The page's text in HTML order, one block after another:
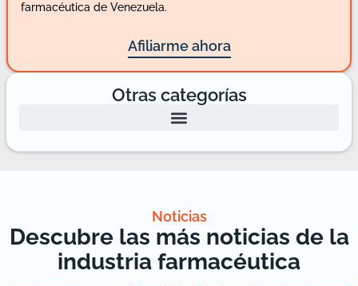
farmacéutica de Venezuela.
Afiliarme ahora
Otras categorías
Noticias
Descubre las más noticias de la
industria farmacéutica